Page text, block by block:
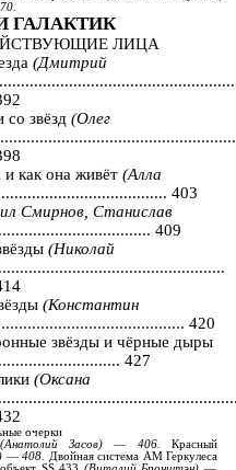
ГАЛАКТИК
ЛИЦА
(Дмитрий
со звёзд(Олег
и как она живёт (Алла
403
Смирнов, Станислав
409
(Николай
(Константин
420
звёзды и чёрные дыры
427
(Оксана
очерки
(Анатолий Засов)— 406.Красный
—408. Двойная система AM Геркулеса